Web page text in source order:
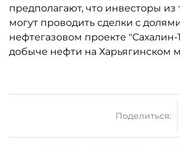
предполагают, что инвесторы из
могут проводить сделки с
нефтегазовом проекте "Сахалин-
добыче нефти на Харьягинском
Поделиться: